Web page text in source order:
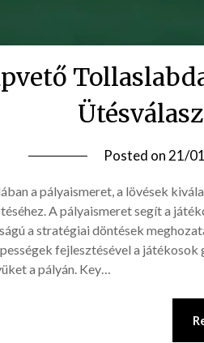
Posted on 21/
a pályaismeret, a lövések
A pályaismeret segít a
a stratégiai döntések
fejlesztésével a játékosok
a pályán. Key…